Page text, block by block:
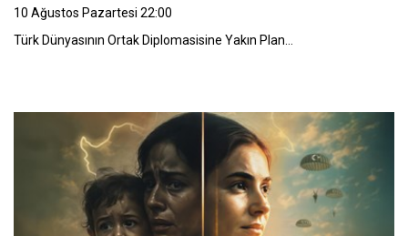
10 Ağustos Pazartesi 22:00
Türk Dünyasının Ortak Diplomasisine Yakın Plan…